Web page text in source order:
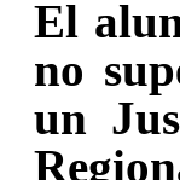
El
no
un